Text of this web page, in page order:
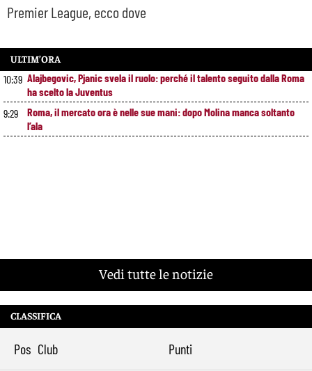
Premier League, ecco dove
ULTIM’ORA
10:39 Alajbegovic, Pjanic svela il ruolo: perché il talento seguito dalla Roma
ha scelto la Juventus
9:29
Roma, il mercato ora è nelle sue mani: dopo Molina manca soltanto
l’ala
Vedi tutte le notizie
CLASSIFICA
Pos Club Punti